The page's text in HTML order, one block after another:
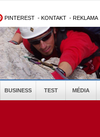
PINTEREST - KONTAKT - REKLAMA
BUSINESS TEST MÉDIA